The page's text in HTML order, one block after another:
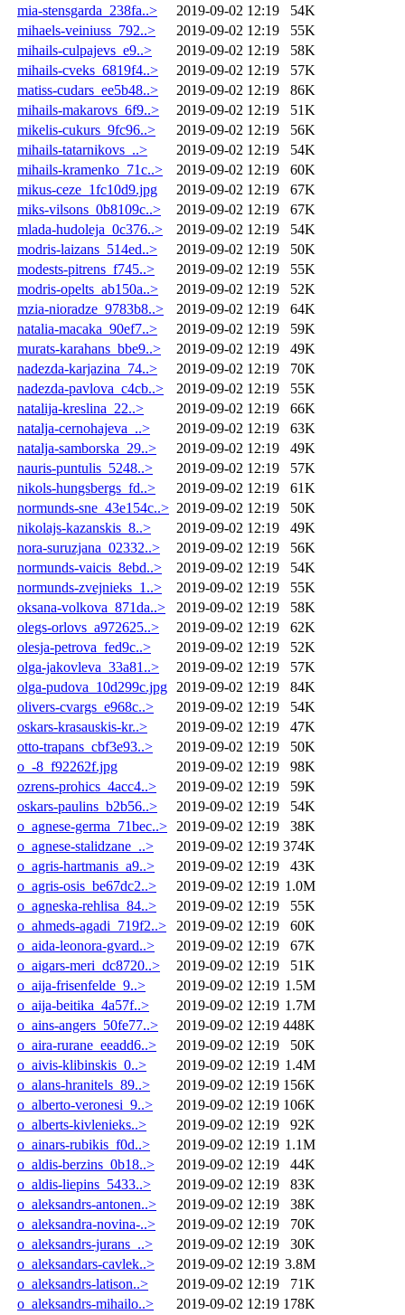
mia-stensgarda_238fa..>
2019-09-02 12:19
54K
mihaels-veiniuss_792..>
2019-09-02 12:19
55K
mihails-culpajevs_e9..>
2019-09-02 12:19
58K
mihails-cveks_6819f4..>
2019-09-02 12:19
57K
matiss-cudars_ee5b48..>
2019-09-02 12:19
86K
mihails-makarovs_6f9..>
2019-09-02 12:19
51K
mikelis-cukurs_9fc96..>
2019-09-02 12:19
56K
mihails-tatarnikovs_..>
2019-09-02 12:19
54K
mihails-kramenko_71c..>
2019-09-02 12:19
60K
mikus-ceze_1fc10d9.jpg
2019-09-02 12:19
67K
miks-vilsons_0b8109c..>
2019-09-02 12:19
67K
mlada-hudoleja_0c376..>
2019-09-02 12:19
54K
modris-laizans_514ed..>
2019-09-02 12:19
50K
modests-pitrens_f745..>
2019-09-02 12:19
55K
modris-opelts_ab150a..>
2019-09-02 12:19
52K
mzia-nioradze_9783b8..>
2019-09-02 12:19
64K
natalia-macaka_90ef7..>
2019-09-02 12:19
59K
murats-karahans_bbe9..>
2019-09-02 12:19
49K
nadezda-karjazina_74..>
2019-09-02 12:19
70K
nadezda-pavlova_c4cb..>
2019-09-02 12:19
55K
natalija-kreslina_22..>
2019-09-02 12:19
66K
natalja-cernohajeva_..>
2019-09-02 12:19
63K
natalja-samborska_29..>
2019-09-02 12:19
49K
nauris-puntulis_5248..>
2019-09-02 12:19
57K
nikols-hungsbergs_fd..>
2019-09-02 12:19
61K
normunds-sne_43e154c..> 2019-09-02 12:19
50K
nikolajs-kazanskis_8..>
2019-09-02 12:19
49K
nora-suruzjana_02332..>
2019-09-02 12:19
56K
normunds-vaicis_8ebd..>
2019-09-02 12:19
54K
normunds-zvejnieks_1..>
2019-09-02 12:19
55K
oksana-volkova_871da..>
2019-09-02 12:19
58K
olegs-orlovs_a972625..>
2019-09-02 12:19
62K
olesja-petrova_fed9c..>
2019-09-02 12:19
52K
olga-jakovleva_33a81..>
2019-09-02 12:19
57K
olga-pudova_10d299c.jpg
2019-09-02 12:19
84K
olivers-cvargs_e968c..>
2019-09-02 12:19
54K
oskars-krasauskis-kr..>
2019-09-02 12:19
47K
otto-trapans_cbf3e93..>
2019-09-02 12:19
50K
o_-8_f92262f.jpg
2019-09-02 12:19
98K
ozrens-prohics_4acc4..>
2019-09-02 12:19
59K
oskars-paulins_b2b56..>
2019-09-02 12:19
54K
o_agnese-germa_71bec..>
2019-09-02 12:19
38K
o_agnese-stalidzane_..>
2019-09-02 12:19 374K
o_agris-hartmanis_a9..>
2019-09-02 12:19
43K
o_agris-osis_be67dc2..>
2019-09-02 12:19 1.0M
o_agneska-rehlisa_84..>
2019-09-02 12:19
55K
o_ahmeds-agadi_719f2..>
2019-09-02 12:19
60K
o_aida-leonora-gvard..>
2019-09-02 12:19
67K
o_aigars-meri_dc8720..>
2019-09-02 12:19
51K
o_aija-frisenfelde_9..>
2019-09-02 12:19 1.5M
o_aija-beitika_4a57f..>
2019-09-02 12:19 1.7M
o_ains-angers_50fe77..>
2019-09-02 12:19 448K
o_aira-rurane_eeadd6..>
2019-09-02 12:19
50K
o_aivis-klibinskis_0..>
2019-09-02 12:19 1.4M
o_alans-hranitels_89..>
2019-09-02 12:19 156K
o_alberto-veronesi_9..>
2019-09-02 12:19 106K
o_alberts-kivlenieks..>
2019-09-02 12:19
92K
o_ainars-rubikis_f0d..>
2019-09-02 12:19 1.1M
o_aldis-berzins_0b18..>
2019-09-02 12:19
44K
o_aldis-liepins_5433..>
2019-09-02 12:19
83K
o_aleksandrs-antonen..>
2019-09-02 12:19
38K
o_aleksandra-novina-..>
2019-09-02 12:19
70K
o_aleksandrs-jurans_..>
2019-09-02 12:19
30K
o_aleksandars-cavlek..>
2019-09-02 12:19 3.8M
o_aleksandrs-latison..>
2019-09-02 12:19
71K
o_aleksandrs-mihailo..>
2019-09-02 12:19 178K